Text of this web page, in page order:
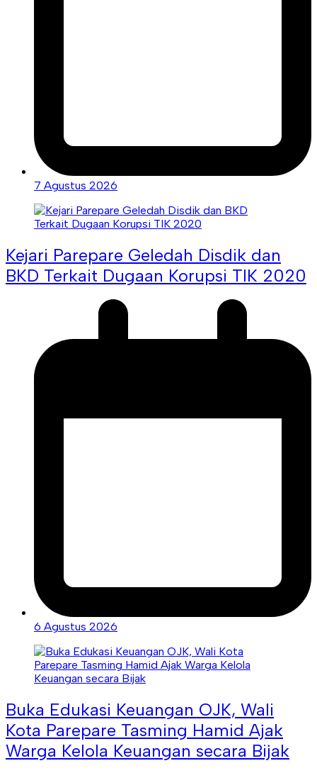
7 Agustus 2026
Kejari Parepare Geledah Disdik dan
BKD Terkait Dugaan Korupsi TIK 2020
6 Agustus 2026
Buka Edukasi Keuangan OJK, Wali
Kota Parepare Tasming Hamid Ajak
Warga Kelola Keuangan secara Bijak